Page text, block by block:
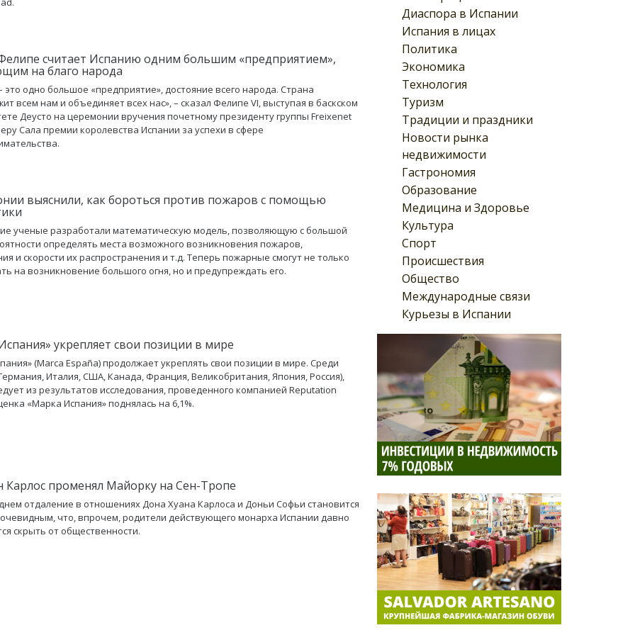
Диаспора в Испании
Испания в лицах
Политика
Экономика
Технология
Туризм
Традиции и праздники
Новости рынка
недвижимости
Гастрономия
Образование
Медицина и Здоровье
Культура
Спорт
Происшествия
Общество
Международные связи
Курьезы в Испании
считает Испанию одним большим «предприятием»,
на благо народа
это одно большое «предприятие», достояние всего народа. Страна
всем нам и объединяет всех нас», – сказал Фелипе VI, выступая в баскском
Деусто на церемонии вручения почетному президенту группы Freixenet
Сала премии королевства Испании за успехи в сфере
выяснили, как бороться против пожаров с помощью
ученые разработали математическую модель, позволяющую с большой
определять места возможного возникновения пожаров,
и скорости их распространения и т.д. Теперь пожарные смогут не только
на возникновение большого огня, но и предупреждать его.
укрепляет свои позиции в мире
(Marca España) продолжает укреплять свои позиции в мире. Среди
Италия, США, Канада, Франция, Великобритания, Япония, Россия),
из результатов исследования, проведенного компанией Reputation
«Марка Испания» поднялась на 6,1%.
Карлос променял Майорку на Сен-Тропе
отдаление в отношениях Дона Хуана Карлоса и Доньи Софьи становится
что, впрочем, родители действующего монарха Испании давно
скрыть от общественности.